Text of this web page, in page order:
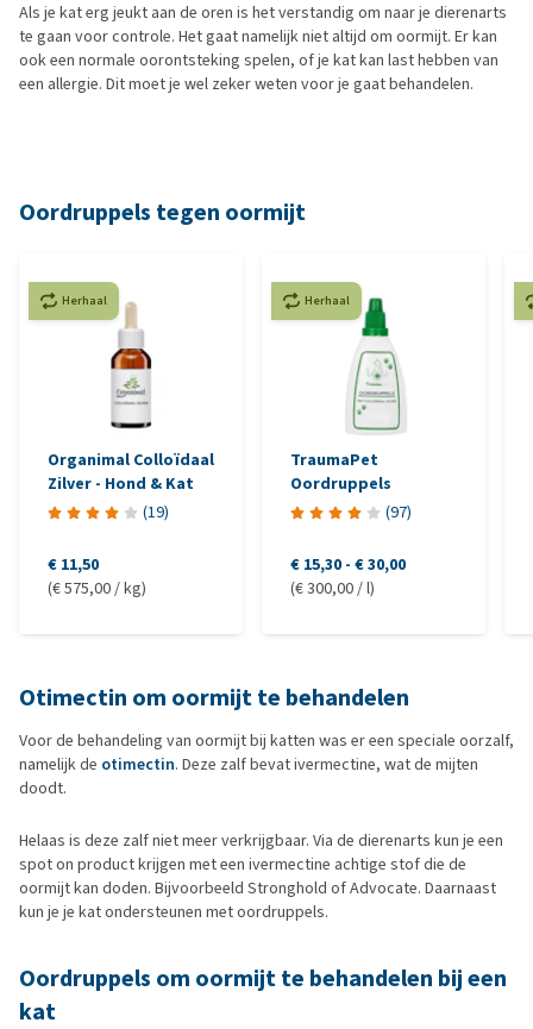
Als je kat erg jeukt aan de oren is het verstandig om naar je dierenarts
te gaan voor controle. Het gaat namelijk niet altijd om oormijt. Er kan
ook een normale oorontsteking spelen, of je kat kan last hebben van
een allergie. Dit moet je wel zeker weten voor je gaat behandelen.
Oordruppels tegen oormijt
Herhaal
Organimal Colloïdaal
Zilver - Hond & Kat
(19)
€ 11,50
(€ 575,00 / kg)
Herhaal
TraumaPet
Oordruppels
(97)
€ 15,30 - € 30,00
(€ 300,00 / l)
Otimectin om oormijt te behandelen
Voor de behandeling van oormijt bij katten was er een speciale oorzalf,
namelijk de otimectin. Deze zalf bevat ivermectine, wat de mijten
doodt.
Helaas is deze zalf niet meer verkrijgbaar. Via de dierenarts kun je een
spot on product krijgen met een ivermectine achtige stof die de
oormijt kan doden. Bijvoorbeeld Stronghold of Advocate. Daarnaast
kun je je kat ondersteunen met oordruppels.
Oordruppels om oormijt te behandelen bij een
kat